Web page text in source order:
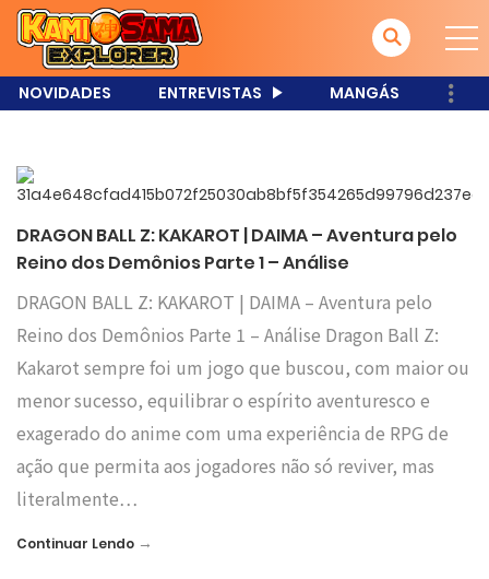
NOVIDADES ENTREVISTAS MANGÁS
DRAGON BALL Z: KAKAROT | DAIMA – Aventura pelo
Reino dos Demônios Parte 1 – Análise
DRAGON BALL Z: KAKAROT | DAIMA – Aventura pelo
Reino dos Demônios Parte 1 – Análise Dragon Ball Z:
Kakarot sempre foi um jogo que buscou, com maior ou
menor sucesso, equilibrar o espírito aventuresco e
exagerado do anime com uma experiência de RPG de
ação que permita aos jogadores não só reviver, mas
literalmente…
Continuar Lendo →